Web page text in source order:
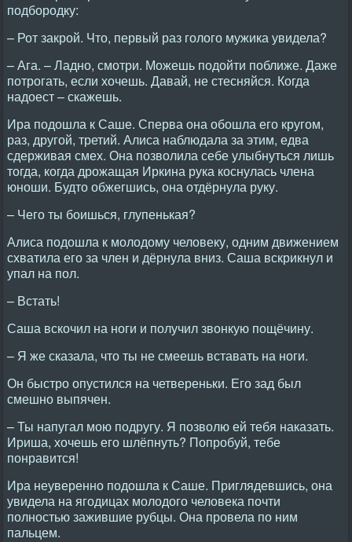
подбородку:
– Рот закрой. Что, первый раз голого мужика увидела?
– Ага. – Ладно, смотри. Можешь подойти поближе. Даже
потрогать, если хочешь. Давай, не стесняйся. Когда
надоест – скажешь.
Ира подошла к Саше. Сперва она обошла его кругом,
раз, другой, третий. Алиса наблюдала за этим, едва
сдерживая смех. Она позволила себе улыбнуться лишь
тогда, когда дрожащая Иркина рука коснулась члена
юноши. Будто обжегшись, она отдёрнула руку.
– Чего ты боишься, глупенькая?
Алиса подошла к молодому человеку, одним движением
схватила его за член и дёрнула вниз. Саша вскрикнул и
упал на пол.
– Встать!
Саша вскочил на ноги и получил звонкую пощёчину.
– Я же сказала, что ты не смеешь вставать на ноги.
Он быстро опустился на четвереньки. Его зад был
смешно выпячен.
– Ты напугал мою подругу. Я позволю ей тебя наказать.
Ириша, хочешь его шлёпнуть? Попробуй, тебе
понравится!
Ира неуверенно подошла к Саше. Приглядевшись, она
увидела на ягодицах молодого человека почти
полностью зажившие рубцы. Она провела по ним
пальцем.